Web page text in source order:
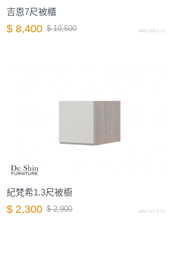
吉恩7尺被櫃
$ 8,400 $ 10,500 A003.595-3.25
紀梵希1.3尺被櫥
$ 2,300 $ 2,900 A003.567-9.26